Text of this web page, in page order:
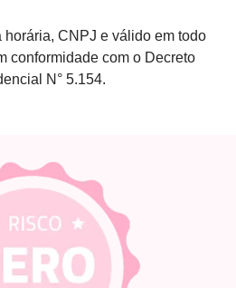
CNPJ e válido em todo
conformidade com o Decreto
N° 5.154.